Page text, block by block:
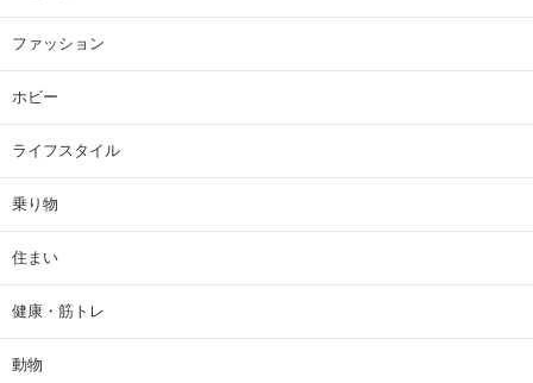
ファッション
ホビー
ライフスタイル
乗り物
住まい
健康・筋トレ
動物